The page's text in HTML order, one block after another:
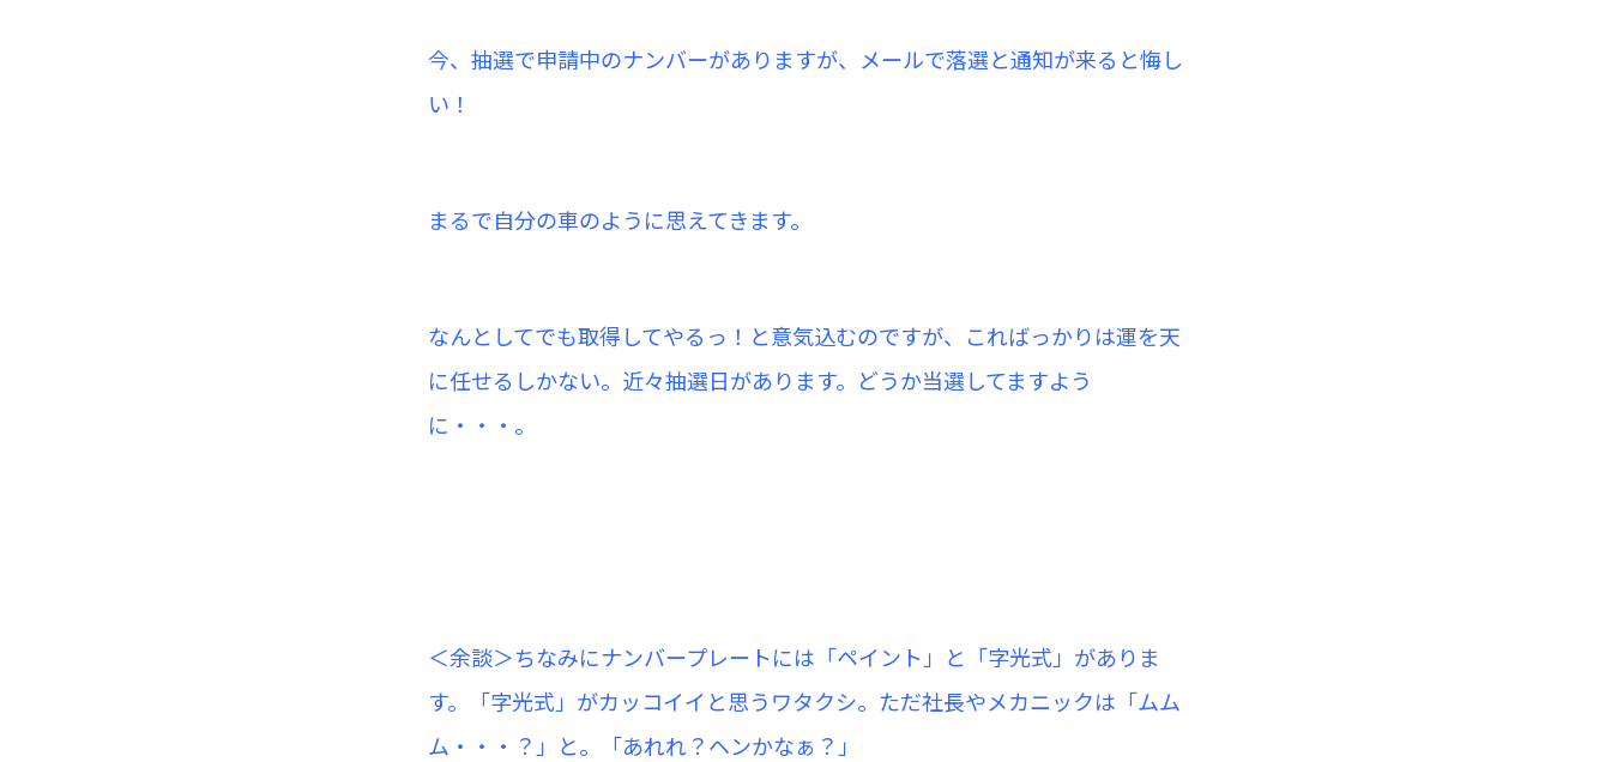
今、抽選で申請中のナンバーがありますが、メールで落選と通知が来ると悔し
い！
まるで自分の車のように思えてきます。
なんとしてでも取得してやるっ！と意気込むのですが、こればっかりは運を天
に任せるしかない。近々抽選日があります。どうか当選してますよう
に・・・。
＜余談＞ちなみにナンバープレートには「ペイント」と「字光式」がありま
す。「字光式」がカッコイイと思うワタクシ。ただ社長やメカニックは「ムム
ム・・・？」と。「あれれ？ヘンかなぁ？」